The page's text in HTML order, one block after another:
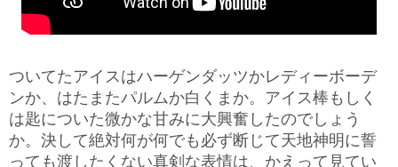
ついてたアイスはハーゲンダッツかレディーボーデ
ンか、はたまたパルムか白くまか。アイス棒もしく
は匙についた微かな甘みに大興奮したのでしょう
か。決して絶対何が何でも必ず断じて天地神明に誓
っても渡したくない真剣な表情は、かえって見てい